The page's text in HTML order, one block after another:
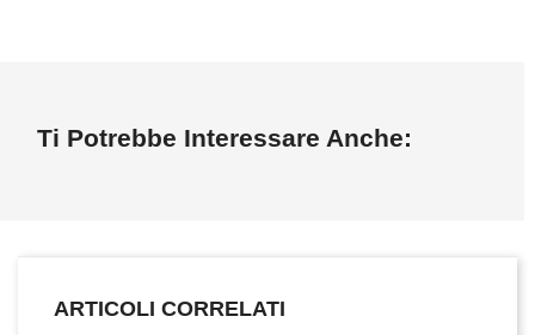
Ti Potrebbe Interessare Anche:
ARTICOLI CORRELATI